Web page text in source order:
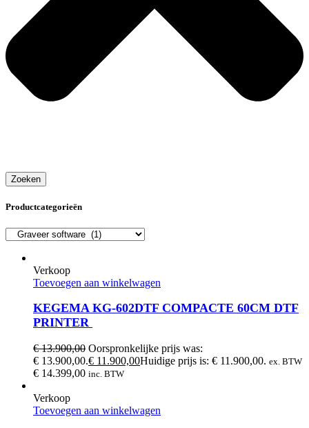
Zoeken
Productcategorieën
Verkoop
Toevoegen aan winkelwagen
KEGEMA KG-602DTF COMPACTE 60CM DTF
PRINTER
€13.900,00 Oorspronkelijke prijs was:
€ 13.900,00.€ 11.900,00Huidige prijs is: € 11.900,00. ex. BTW
€ 14.399,00 inc. BTW
Verkoop
Toevoegen aan winkelwagen